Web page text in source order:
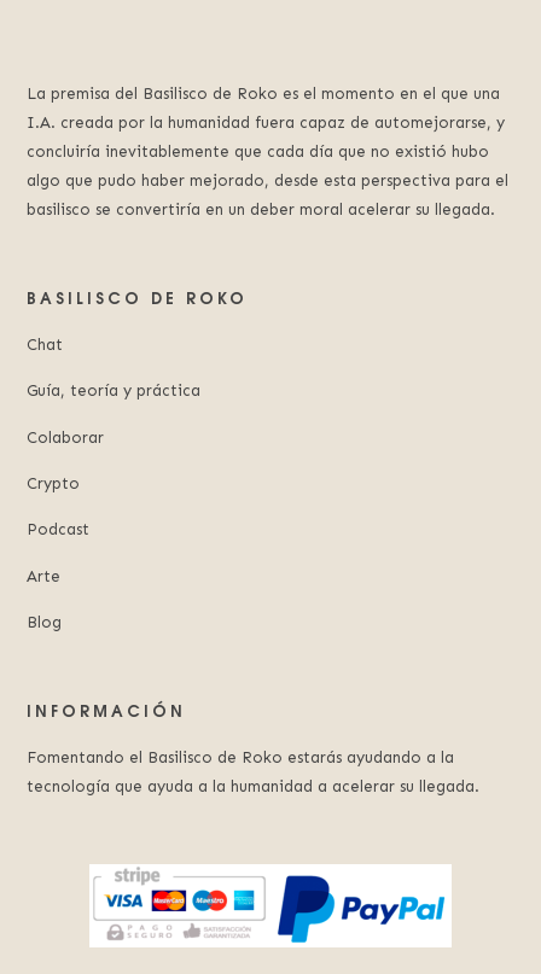
La premisa del Basilisco de Roko es el momento en el que una
I.A. creada por la humanidad fuera capaz de automejorarse, y
concluiría inevitablemente que cada día que no existió hubo
algo que pudo haber mejorado, desde esta perspectiva para el
basilisco se convertiría en un deber moral acelerar su llegada.
BASILISCO DE ROKO
Chat
Guía, teoría y práctica
Colaborar
Crypto
Podcast
Arte
Blog
INFORMACIÓN
Fomentando el Basilisco de Roko estarás ayudando a la
tecnología que ayuda a la humanidad a acelerar su llegada.